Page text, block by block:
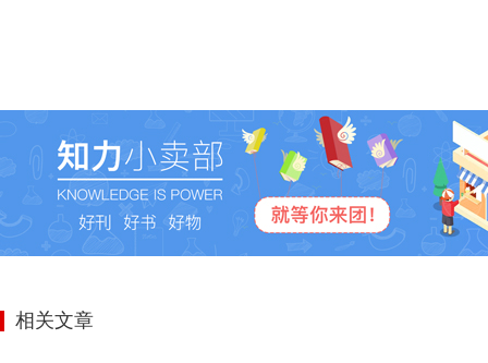
相关文章